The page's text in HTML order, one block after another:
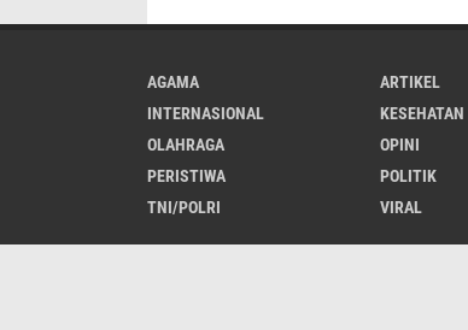
AGAMA ARTIKEL
INTERNASIONAL
KESEHATAN
OLAHRAGA
OPINI
PERISTIWA
POLITIK
TNI/POLRI
VIRAL